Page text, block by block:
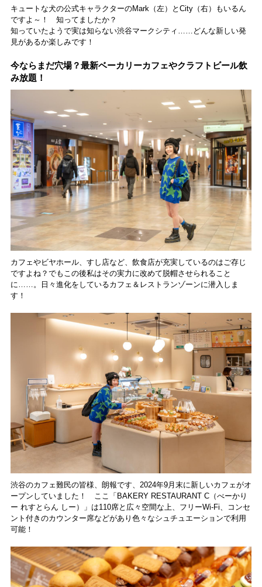
キュートな犬の公式キャラクターのMark（左）とCity（右）もいるん
ですよ～！ 知ってましたか？
知っていたようで実は知らない渋谷マークシティ……どんな新しい発
見があるか楽しみです！
今ならまだ穴場？最新ベーカリーカフェやクラフトビール飲
み放題！
カフェやビヤホール、すし店など、飲食店が充実しているのはご存じ
ですよね？でもこの後私はその実力に改めて脱帽させられること
に……。日々進化をしているカフェ＆レストランゾーンに潜入しま
す！
渋谷のカフェ難民の皆様、朗報です、2024年9月末に新しいカフェがオ
ープンしていました！ ここ「BAKERY RESTAURANT C（べーかり
ー れすとらん しー）」は110席と広々空間な上、フリーWi-Fi、コンセ
ント付きのカウンター席などがあり色々なシュチュエーションで利用
可能！